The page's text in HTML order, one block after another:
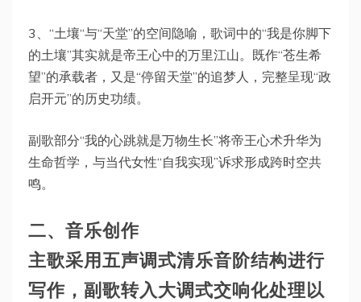
3、“土壤“与“天堂”的空间隐喻，歌词中的“我是你脚下
的土壤”其实就是帝王心中的万里江山。既作“苍生希
望”的承载者，又是“停留天堂”的追梦人，完整呈现“政
启开元”的历史功绩。
副歌部分“我的心跳就是万物生长”将帝王心术升华为
生命哲学，与当代女性“自我实现”诉求形成跨时空共
鸣。
二、音乐创作
主歌采用五声调式清乐音阶结构进行
写作，副歌转入大调式交响化处理以